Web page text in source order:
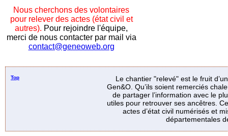
Nous cherchons des volontaires
pour relever des actes (état civil et
autres). Pour rejoindre l'équipe,
merci de nous contacter par mail via
contact@geneoweb.org
Top
Le chantier "relevé" est le fruit
Gen&O. Qu’ils soient remerciés
de partager l’information avec le
utiles pour retrouver ses ancêtres.
actes d’état civil numérisés et
départementales